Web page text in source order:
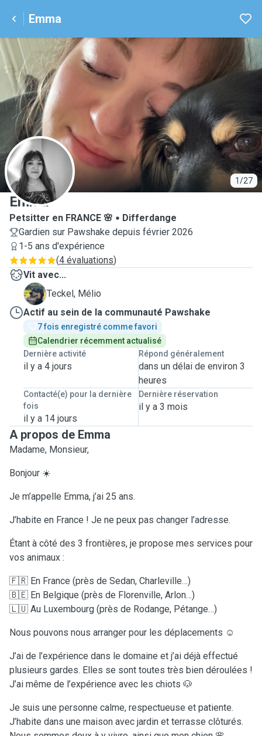
Emma
1/27
E
Emma
Petsitter en FRANCE 🌸
Differdange
Gardien sur Pawshake depuis février 2026
1-5 ans d'expérience
(4 évaluations)
Vit avec...
M
Teckel, Mélio
Actif au sein de la communauté Pawshake
7 fois enregistré comme favori
Calendrier récemment actualisé
Dernière activité
il y a 4 jours
Répond généralement
dans un délai de environ 3
heures
Contacté(e) pour la dernière
fois
il y a 14 jours
Dernière réservation
il y a 3 mois
A propos de Emma
Madame, Monsieur,
Bonjour ☀️
Je m’appelle Emma, j’ai 25 ans.
J’habite en France ! Je ne peux pas changer l’adresse.
Étant à côté des 3 frontières, je propose mes services pour
vos animaux :
🇫🇷 En France (près de Sedan, Charleville…)
🇧🇪 En Belgique (près de Florenville, Arlon…)
🇱🇺 Au Luxembourg (près de Rodange, Pétange…)
Nous pouvons nous arranger pour les déplacements ☺️
J’ai de l’expérience dans le domaine et j’ai déjà effectué
plusieurs gardes. Elles se sont toutes très bien déroulées !
J’ai même de l’expérience avec les chiots 🐶
Je suis une personne calme, respectueuse et patiente.
J’habite dans une maison avec jardin et terrasse clôturés.